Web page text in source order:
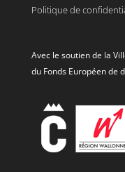
Politique de
Avec le soutien de la
du Fonds Européen de